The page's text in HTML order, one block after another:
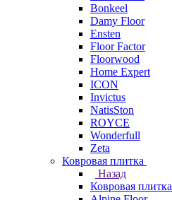
Bonkeel
Damy Floor
Ensten
Floor Factor
Floorwood
Home Expert
ICON
Invictus
NatisSton
ROYCE
Wonderfull
Zeta
Ковровая плитка
Назад
Ковровая плитка